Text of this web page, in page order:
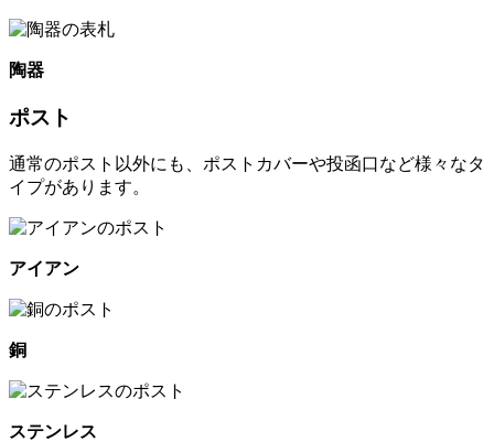
陶器
ポスト
通常のポスト以外にも、ポストカバーや投函口など様々なタ
イプがあります。
アイアン
銅
ステンレス